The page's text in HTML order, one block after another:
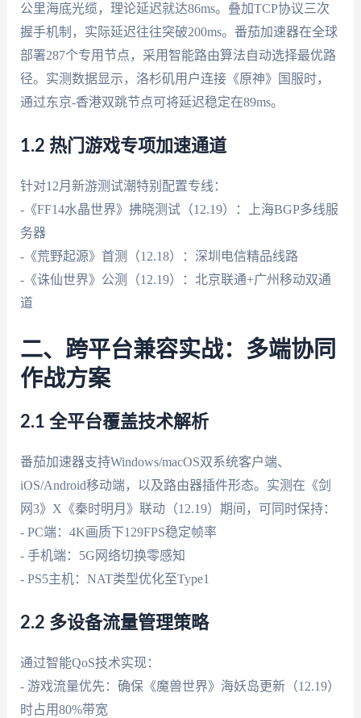
公里海底光缆，理论延迟就达86ms。叠加TCP协议三次
握手机制，实际延迟往往突破200ms。番茄加速器在全球
部署287个专用节点，采用智能路由算法自动选择最优路
径。实测数据显示，洛杉矶用户连接《原神》国服时，
通过东京-香港双跳节点可将延迟稳定在89ms。
1.2 热门游戏专项加速通道
针对12月新游测试潮特别配置专线：
-《FF14水晶世界》拂晓测试（12.19）：上海BGP多线服
务器
-《荒野起源》首测（12.18）：深圳电信精品线路
-《诛仙世界》公测（12.19）：北京联通+广州移动双通
道
二、跨平台兼容实战：多端协同
作战方案
2.1 全平台覆盖技术解析
番茄加速器支持Windows/macOS双系统客户端、
iOS/Android移动端，以及路由器插件形态。实测在《剑
网3》X《秦时明月》联动（12.19）期间，可同时保持：
- PC端：4K画质下129FPS稳定帧率
- 手机端：5G网络切换零感知
- PS5主机：NAT类型优化至Type1
2.2 多设备流量管理策略
通过智能QoS技术实现：
- 游戏流量优先：确保《魔兽世界》海妖岛更新（12.19）
时占用80%带宽